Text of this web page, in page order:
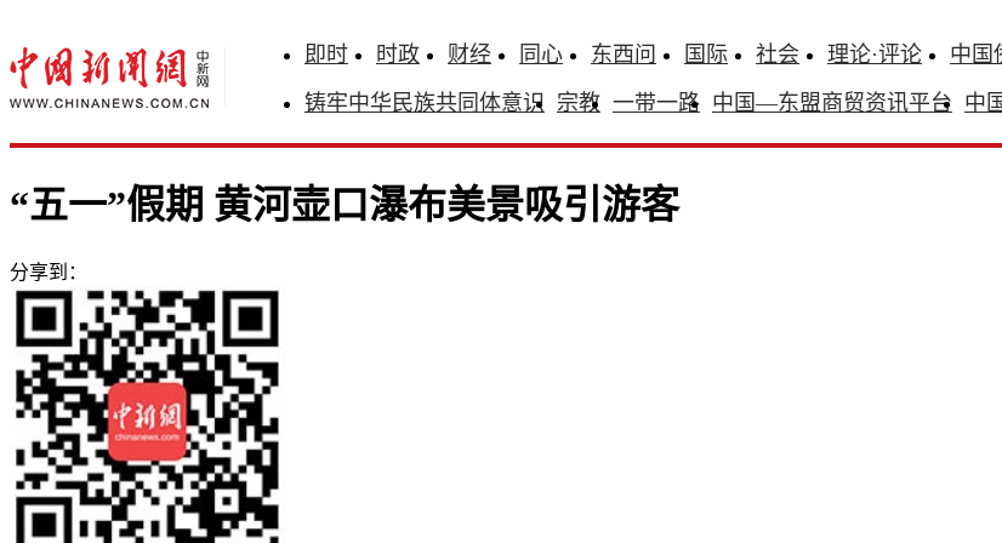
即时 时政 财经 同心 东西问 国际 社会 理论·评论 中国
铸牢中华民族共同体意识 宗教 一带一路 中国—东盟商贸资讯平台 中
“五一”假期 黄河壶口瀑布美景吸引游客
分享到：